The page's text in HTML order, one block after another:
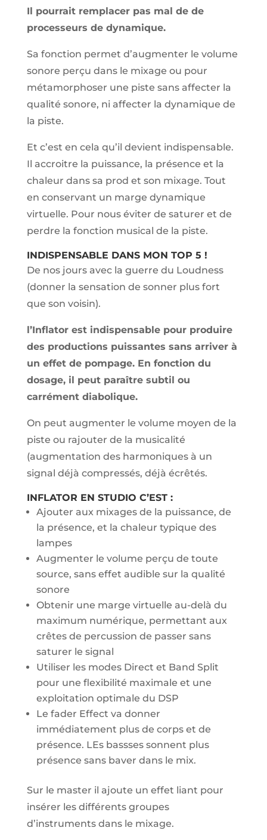
Il pourrait remplacer pas mal de de
processeurs de dynamique.
Sa fonction permet d’augmenter le volume
sonore perçu dans le mixage ou pour
métamorphoser une piste sans affecter la
qualité sonore, ni affecter la dynamique de
la piste.
Et c’est en cela qu’il devient indispensable.
Il accroitre la puissance, la présence et la
chaleur dans sa prod et son mixage. Tout
en conservant un marge dynamique
virtuelle. Pour nous éviter de saturer et de
perdre la fonction musical de la piste.
INDISPENSABLE DANS MON TOP 5 !
De nos jours avec la guerre du Loudness
(donner la sensation de sonner plus fort
que son voisin).
l’Inflator est indispensable pour produire
des productions puissantes sans arriver à
un effet de pompage. En fonction du
dosage, il peut paraître subtil ou
carrément diabolique.
On peut augmenter le volume moyen de la
piste ou rajouter de la musicalité
(augmentation des harmoniques à un
signal déjà compressés, déjà écrêtés.
INFLATOR EN STUDIO C’EST :
Ajouter aux mixages de la puissance, de
la présence, et la chaleur typique des
lampes
Augmenter le volume perçu de toute
source, sans effet audible sur la qualité
sonore
Obtenir une marge virtuelle au-delà du
maximum numérique, permettant aux
crêtes de percussion de passer sans
saturer le signal
Utiliser les modes Direct et Band Split
pour une flexibilité maximale et une
exploitation optimale du DSP
Le fader Effect va donner
immédiatement plus de corps et de
présence. LEs bassses sonnent plus
présence sans baver dans le mix.
Sur le master il ajoute un effet liant pour
insérer les différents groupes
d’instruments dans le mixage.